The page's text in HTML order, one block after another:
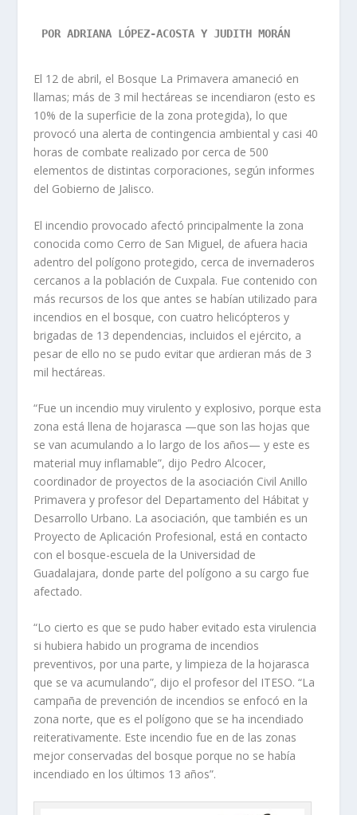
POR ADRIANA LÓPEZ-ACOSTA Y JUDITH MORÁN
El 12 de abril, el Bosque La Primavera amaneció en
llamas; más de 3 mil hectáreas se incendiaron (esto es
10% de la superficie de la zona protegida), lo que
provocó una alerta de contingencia ambiental y casi 40
horas de combate realizado por cerca de 500
elementos de distintas corporaciones, según informes
del Gobierno de Jalisco.
El incendio provocado afectó principalmente la zona
conocida como Cerro de San Miguel, de afuera hacia
adentro del polígono protegido, cerca de invernaderos
cercanos a la población de Cuxpala. Fue contenido con
más recursos de los que antes se habían utilizado para
incendios en el bosque, con cuatro helicópteros y
brigadas de 13 dependencias, incluidos el ejército, a
pesar de ello no se pudo evitar que ardieran más de 3
mil hectáreas.
“Fue un incendio muy virulento y explosivo, porque esta
zona está llena de hojarasca —que son las hojas que
se van acumulando a lo largo de los años— y este es
material muy inflamable”, dijo Pedro Alcocer,
coordinador de proyectos de la asociación Civil Anillo
Primavera y profesor del Departamento del Hábitat y
Desarrollo Urbano. La asociación, que también es un
Proyecto de Aplicación Profesional, está en contacto
con el bosque-escuela de la Universidad de
Guadalajara, donde parte del polígono a su cargo fue
afectado.
“Lo cierto es que se pudo haber evitado esta virulencia
si hubiera habido un programa de incendios
preventivos, por una parte, y limpieza de la hojarasca
que se va acumulando”, dijo el profesor del ITESO. “La
campaña de prevención de incendios se enfocó en la
zona norte, que es el polígono que se ha incendiado
reiterativamente. Este incendio fue en de las zonas
mejor conservadas del bosque porque no se había
incendiado en los últimos 13 años”.